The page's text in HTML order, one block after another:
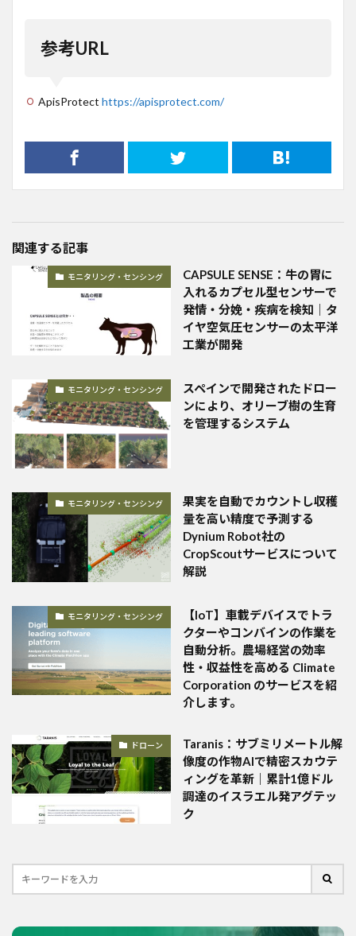
参考URL
ApisProtect https://apisprotect.com/
関連する記事
モニタリング・センシング
CAPSULE SENSE：牛の胃に
入れるカプセル型センサーで
発情・分娩・疾病を検知｜タ
イヤ空気圧センサーの太平洋
工業が開発
モニタリング・センシング
スペインで開発されたドロー
ンにより、オリーブ樹の生育
を管理するシステム
モニタリング・センシング
果実を自動でカウントし収穫
量を高い精度で予測する
Dynium Robot社の
CropScoutサービスについて
解説
モニタリング・センシング
【IoT】車載デバイスでトラ
クターやコンバインの作業を
自動分析。農場経営の効率
性・収益性を高める Climate
Corporation のサービスを紹
介します。
ドローン
Taranis：サブミリメートル解
像度の作物AIで精密スカウテ
ィングを革新｜累計1億ドル
調達のイスラエル発アグテッ
ク